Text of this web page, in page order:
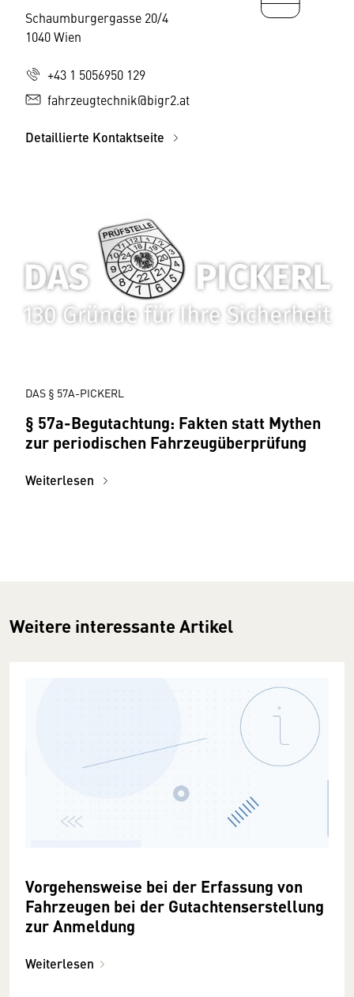
Schaumburgergasse 20/4
1040 Wien
+43 1 5056950 129
fahrzeugtechnik@bigr2.at
Detaillierte Kontaktseite
DAS § 57A-PICKERL
§ 57a-Begutachtung: Fakten statt Mythen
zur periodischen Fahrzeugüberprüfung
Weiterlesen
Weitere interessante Artikel
Vorgehensweise bei der Erfassung von
Fahrzeugen bei der Gutachtenserstellung
zur Anmeldung
Weiterlesen